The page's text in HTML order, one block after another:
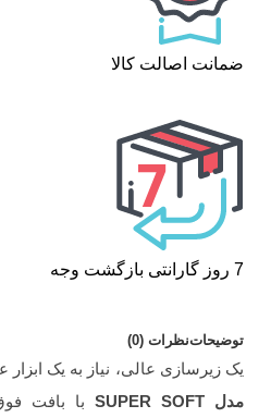
ضمانت اصالت کالا
7 روز گارانتی بازگشت وجه
توضیحاتنظرات (0)
یک زیرسازی عالی، نیاز به یک ابزار
مدل SUPER SOFT
با بافت